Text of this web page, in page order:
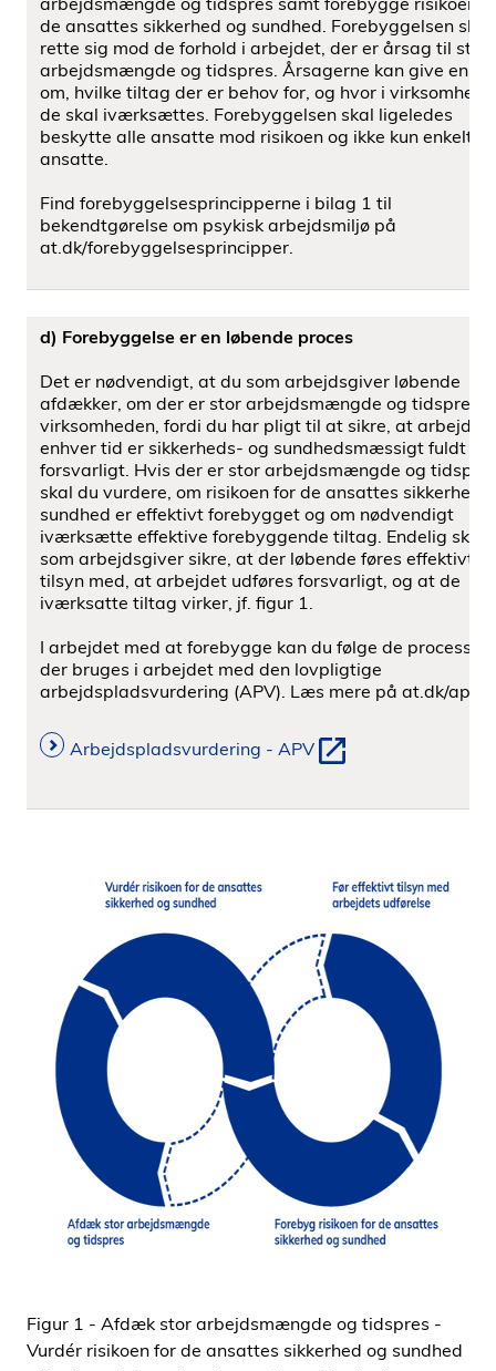
de ansattes sikkerhed og sundhed. Forebyggelsen skal
rette sig mod de forhold i arbejdet, der er årsag til stor
arbejdsmængde og tidspres. Årsagerne kan give en
om, hvilke tiltag der er behov for, og hvor i
de skal iværksættes. Forebyggelsen skal ligeledes
beskytte alle ansatte mod risikoen og ikke kun enkelte
ansatte.
Find forebyggelsesprincipperne i bilag 1 til
bekendtgørelse om psykisk arbejdsmiljø på
at.dk/forebyggelsesprincipper.
d) Forebyggelse er en løbende proces
Det er nødvendigt, at du som arbejdsgiver løbende
afdækker, om der er stor arbejdsmængde og tidspres i
virksomheden, fordi du har pligt til at sikre, at arbejdet
enhver tid er sikkerheds- og sundhedsmæssigt fuldt
forsvarligt. Hvis der er stor arbejdsmængde og
skal du vurdere, om risikoen for de ansattes sikkerhed
sundhed er effektivt forebygget og om nødvendigt
iværksætte effektive forebyggende tiltag. Endelig skal
som arbejdsgiver sikre, at der løbende føres effektivt
tilsyn med, at arbejdet udføres forsvarligt, og at de
iværksatte tiltag virker, jf. ﬁgur 1.
I arbejdet med at forebygge kan du følge de processer,
der bruges i arbejdet med den lovpligtige
arbejdspladsvurdering (APV). Læs mere på at.dk/apv.
Arbejdspladsvurdering - APV
Figur 1 - Afdæk stor arbejdsmængde og tidspres -
Vurdér risikoen for de ansattes sikkerhed og sundhed